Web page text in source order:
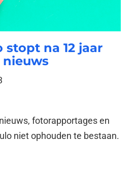
stopt na 12 jaar
fotorapportages en
niet ophouden te bestaan.